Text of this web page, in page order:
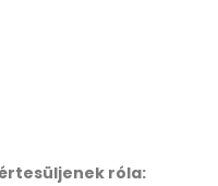
róla: